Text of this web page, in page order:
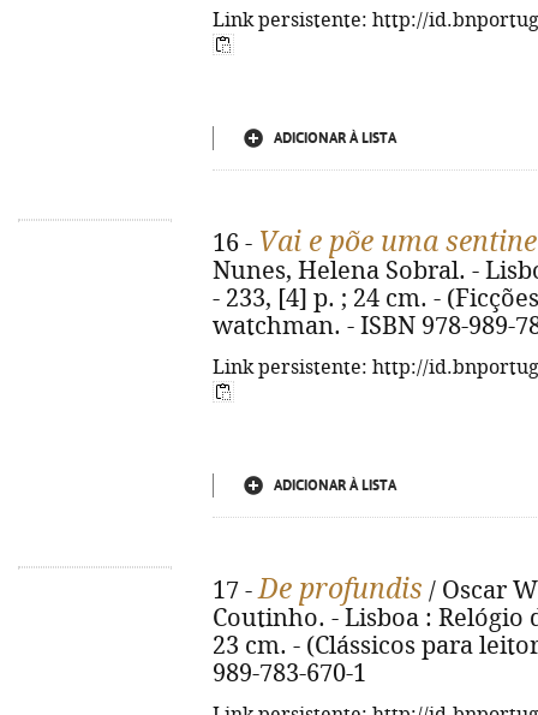
Link persistente: http://
ADICIONAR À LISTA
16 - Vai e põe uma
Nunes, Helena Sobral. -
- 233, [4] p. ; 24 cm. -
watchman. - ISBN 978-989-
Link persistente: http://
ADICIONAR À LISTA
17 -De profundis / Oscar
Coutinho. - Lisboa : Relógio
23 cm. - (Clássicos para
989-783-670-1